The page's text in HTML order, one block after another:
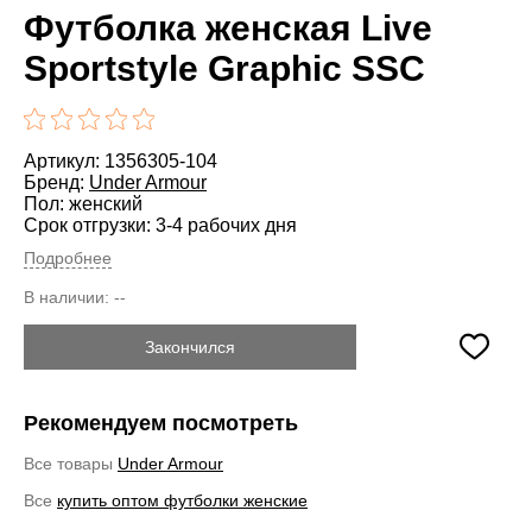
Футболка женская Live
Sportstyle Graphic SSC
Артикул: 1356305-104
Бренд: Under Armour
Пол: женский
Срок отгрузки: 3-4 рабочих дня
Подробнее
В наличии: --
Закончился
Рекомендуем посмотреть
Все товары Under Armour
Все купить оптом футболки женские